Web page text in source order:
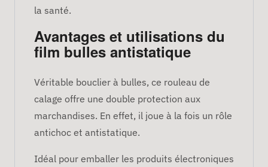
la santé.
Avantages et utilisations du
film bulles antistatique
Véritable bouclier à bulles, ce rouleau de
calage offre une double protection aux
marchandises. En effet, il joue à la fois un rôle
antichoc et antistatique.
Idéal pour emballer les produits électroniques